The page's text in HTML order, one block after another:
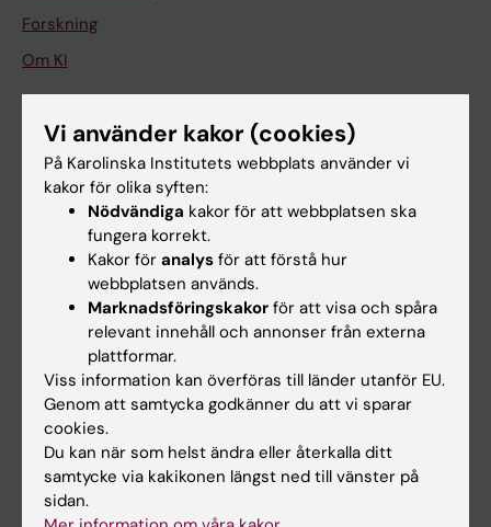
Forskning
Om KI
På gång
Nyheter
Kalender
Student
Schema
Studentmejlen
Kurs- och programwebbar
Student på KI
Vi använder kakor (cookies)
På Karolinska Institutets webbplats använder vi
kakor för olika syften:
Nödvändiga kakor för att webbplatsen ska
fungera korrekt.
Kakor för analys för att förstå hur
webbplatsen används.
Marknadsföringskakor för att visa och spåra
relevant innehåll och annonser från externa
plattformar.
Viss information kan överföras till länder utanför EU.
Genom att samtycka godkänner du att vi sparar
cookies.
Du kan när som helst ändra eller återkalla ditt
samtycke via kakikonen längst ned till vänster på
sidan.